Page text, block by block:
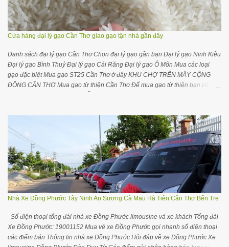
Sơn) Chuyến 9 : 17h00 (Cồn Thoi) Chuyến 10 : 18h00 (Cồn Thoi) Chuyến
11: 18h40 (BX Kim Sơn) Chú ý : Quý khách vui lòng liên hệ số 0911627272
hoặc 0985227272 để được hỗ trợ chỉ đường vào văn phòng ( SỐ 11, NGÕ
70, ĐƯỜNG NGUYỄN HOÀNG...
Cửa hàng đại lý gạo Cần Thơ giao gạo tận nhà gần đây
Danh sách đại lý gạo Cần Thơ Chọn đại lý gạo gần bạn Đại lý gạo Ninh Kiều
Đại lý gạo Bình Thuỷ Đại lý gạo Cái Răng Đại lý gạo Ô Môn Mua các loại
gạo đặc biệt Mua gạo ST25 Cần Thơ ở đây KHU CHỢ TRÊN MÂY CỘNG
ĐỒNG CẦN THƠ Mua gạo từ thiện Cần Thơ Để mua gạo từ thiện bạn có thể
buôn đại lý gạo Cần Thơ trên Facebook Các yêu cầu điều chỉnh cập nhật
thông tin, bổ sung thông tin các nhà cung cấp gạo Cần Thơ quý bạn vui lòng
để lại comment hơặc gửi trên Groups cộng đồng Khám phá đại lý gạo ở các
vùng miền Đại lý gạo ở tại TPHCM Đại lý gạo ở tại Hà Nội Đại lý gạo Quảng
Ninh Đại lý gạo Đà Nẵng Đại lý gạo Hải Phòng Mua gạo ST25 tại Cần Thơ
Để mua gạo ST25 tại Cần Thơ bạn hãy liên hệ Cửa hàng đặc sản ĐBSCL
Số 52 đường Trần Việt Châu, quận Ninh Kiều, TP Cần Thơ. Số 67-69 Đinh
Tiên Hoàng, quận Ninh Kiều, TP Cần Thơ. Cửa hàng gạo Đ...
Nhà Xe Đồng Phước Tây Ninh An Sương Cà Mau Hà Tiên Cần Thơ Bến Tre
Số điện thoại tổng đài nhà xe Đồng Phước limousine và xe khách Tổng đài
Xe Đồng Phước: 19001152 Mua vé xe Đồng Phước gọi nhanh số điện thoại
các điểm bán Thông tin nhà xe Đồng Phước Hỏi đáp về xe Đồng Phước Xe